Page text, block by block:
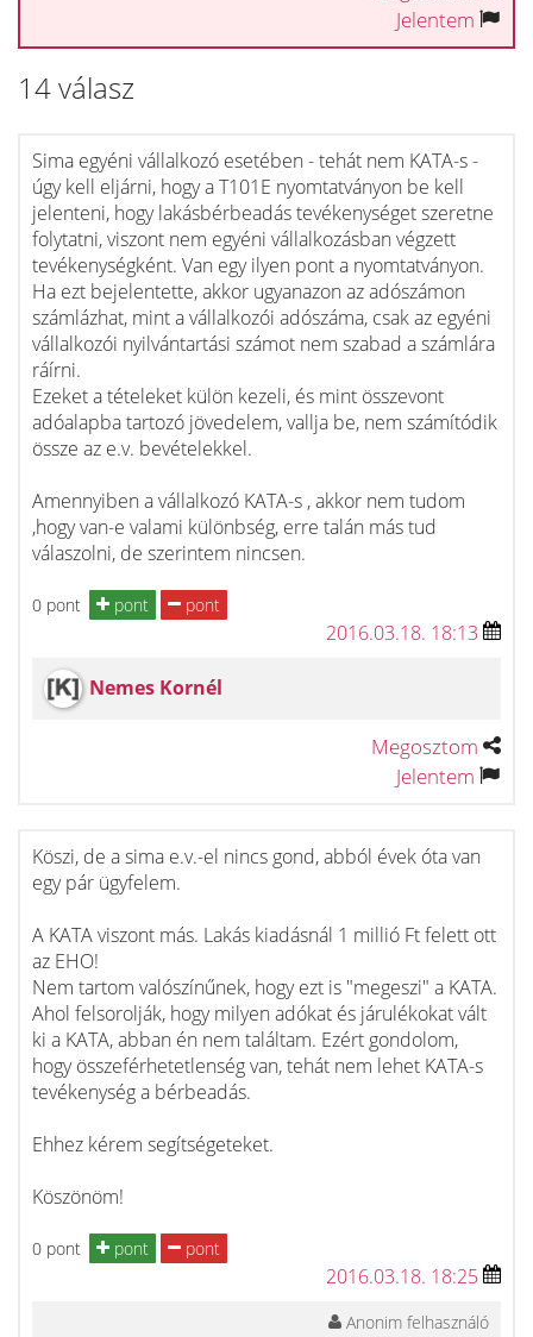
Jelentem
14 válasz
Sima egyéni vállalkozó esetében - tehát nem KATA-s -
úgy kell eljárni, hogy a T101E nyomtatványon be kell
jelenteni, hogy lakásbérbeadás tevékenységet szeretne
folytatni, viszont nem egyéni vállalkozásban végzett
tevékenységként. Van egy ilyen pont a nyomtatványon.
Ha ezt bejelentette, akkor ugyanazon az adószámon
számlázhat, mint a vállalkozói adószáma, csak az egyéni
vállalkozói nyilvántartási számot nem szabad a számlára
ráírni.
Ezeket a tételeket külön kezeli, és mint összevont
adóalapba tartozó jövedelem, vallja be, nem számítódik
össze az e.v. bevételekkel.
Amennyiben a vállalkozó KATA-s , akkor nem tudom
,hogy van-e valami különbség, erre talán más tud
válaszolni, de szerintem nincsen.
0 pont pont pont
2016.03.18. 18:13
Nemes Kornél
Megosztom
Jelentem
Köszi, de a sima e.v.-el nincs gond, abból évek óta van
egy pár ügyfelem.
A KATA viszont más. Lakás kiadásnál 1 millió Ft felett ott
az EHO!
Nem tartom valószínűnek, hogy ezt is "megeszi" a KATA.
Ahol felsorolják, hogy milyen adókat és járulékokat vált
ki a KATA, abban én nem találtam. Ezért gondolom,
hogy összeférhetetlenség van, tehát nem lehet KATA-s
tevékenység a bérbeadás.
Ehhez kérem segítségeteket.
Köszönöm!
0 pont pont pont
2016.03.18. 18:25
Anonim felhasználó